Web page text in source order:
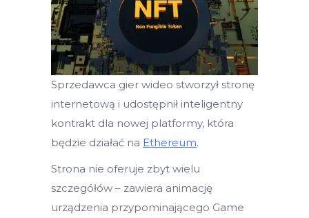
Sprzedawca gier wideo stworzył stronę
internetową i udostępnił inteligentny
kontrakt dla nowej platformy, która
będzie działać na Ethereum.
Strona nie oferuje zbyt wielu
szczegółów – zawiera animację
urządzenia przypominającego Game